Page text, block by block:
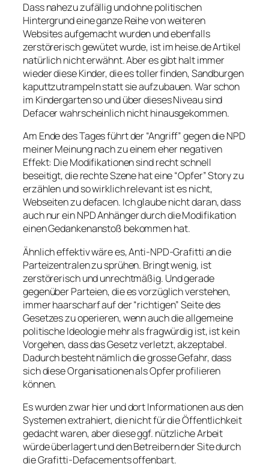
Dass nahezu zufällig und ohne politischen
Hintergrund eine ganze Reihe von weiteren
Websites aufgemacht wurden und ebenfalls
zerstörerisch gewütet wurde, ist im heise.de Artikel
natürlich nicht erwähnt. Aber es gibt halt immer
wieder diese Kinder, die es toller finden, Sandburgen
kaputtzutrampeln statt sie aufzubauen. War schon
im Kindergarten so und über dieses Niveau sind
Defacer wahrscheinlich nicht hinausgekommen.
Am Ende des Tages führt der “Angriff” gegen die NPD
meiner Meinung nach zu einem eher negativen
Effekt: Die Modifikationen sind recht schnell
beseitigt, die rechte Szene hat eine “Opfer” Story zu
erzählen und so wirklich relevant ist es nicht,
Webseiten zu defacen. Ich glaube nicht daran, dass
auch nur ein NPD Anhänger durch die Modifikation
einen Gedankenanstoß bekommen hat.
Ähnlich effektiv wäre es, Anti-NPD-Grafitti an die
Parteizentralen zu sprühen. Bringt wenig, ist
zerstörerisch und unrechtmäßig. Und gerade
gegenüber Parteien, die es vorzüglich verstehen,
immer haarscharf auf der “richtigen” Seite des
Gesetzes zu operieren, wenn auch die allgemeine
politische Ideologie mehr als fragwürdig ist, ist kein
Vorgehen, dass das Gesetz verletzt, akzeptabel.
Dadurch besteht nämlich die grosse Gefahr, dass
sich diese Organisationen als Opfer profilieren
können.
Es wurden zwar hier und dort Informationen aus den
Systemen extrahiert, die nicht für die Öffentlichkeit
gedacht waren, aber diese ggf. nützliche Arbeit
würde überlagert und den Betreibern der Site durch
die Grafitti-Defacements offenbart.